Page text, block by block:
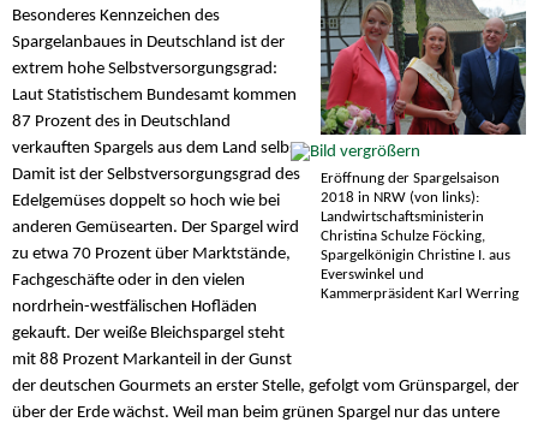
Eröffnung der Spargelsaison
2018 in NRW (von links):
Landwirtschaftsministerin
Christina Schulze Föcking,
Spargelkönigin Christine I. aus
Everswinkel und
Kammerpräsident Karl Werring
Besonderes Kennzeichen des
Spargelanbaues in Deutschland ist der
extrem hohe Selbstversorgungsgrad:
Laut Statistischem Bundesamt kommen
87 Prozent des in Deutschland
verkauften Spargels aus dem Land selbst.
Damit ist der Selbstversorgungsgrad des
Edelgemüses doppelt so hoch wie bei
anderen Gemüsearten. Der Spargel wird
zu etwa 70 Prozent über Marktstände,
Fachgeschäfte oder in den vielen
nordrhein-westfälischen Hofläden
gekauft. Der weiße Bleichspargel steht
mit 88 Prozent Markanteil in der Gunst
der deutschen Gourmets an erster Stelle, gefolgt vom Grünspargel, der
über der Erde wächst. Weil man beim grünen Spargel nur das untere